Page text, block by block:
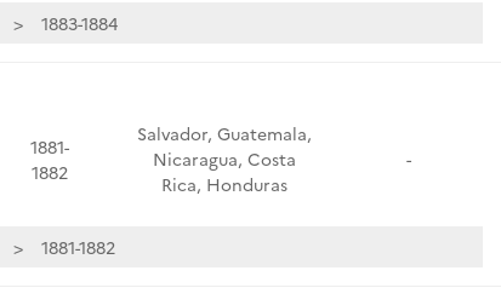
1883-1884
1881-
1882
Salvador, Guatemala,
Nicaragua, Costa
Rica, Honduras
-
1881-1882